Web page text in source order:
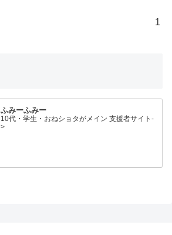
1
ふみーふみー
10代・学生・おねショタがメイン 支援者サイト-
>